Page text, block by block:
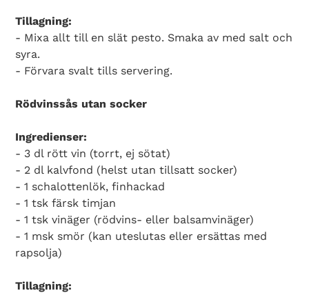
Tillagning:
- Mixa allt till en slät pesto. Smaka av med salt och
syra.
- Förvara svalt tills servering.
Rödvinssås utan socker
Ingredienser:
- 3 dl rött vin (torrt, ej sötat)
- 2 dl kalvfond (helst utan tillsatt socker)
- 1 schalottenlök, finhackad
- 1 tsk färsk timjan
- 1 tsk vinäger (rödvins- eller balsamvinäger)
- 1 msk smör (kan uteslutas eller ersättas med
rapsolja)
Tillagning: